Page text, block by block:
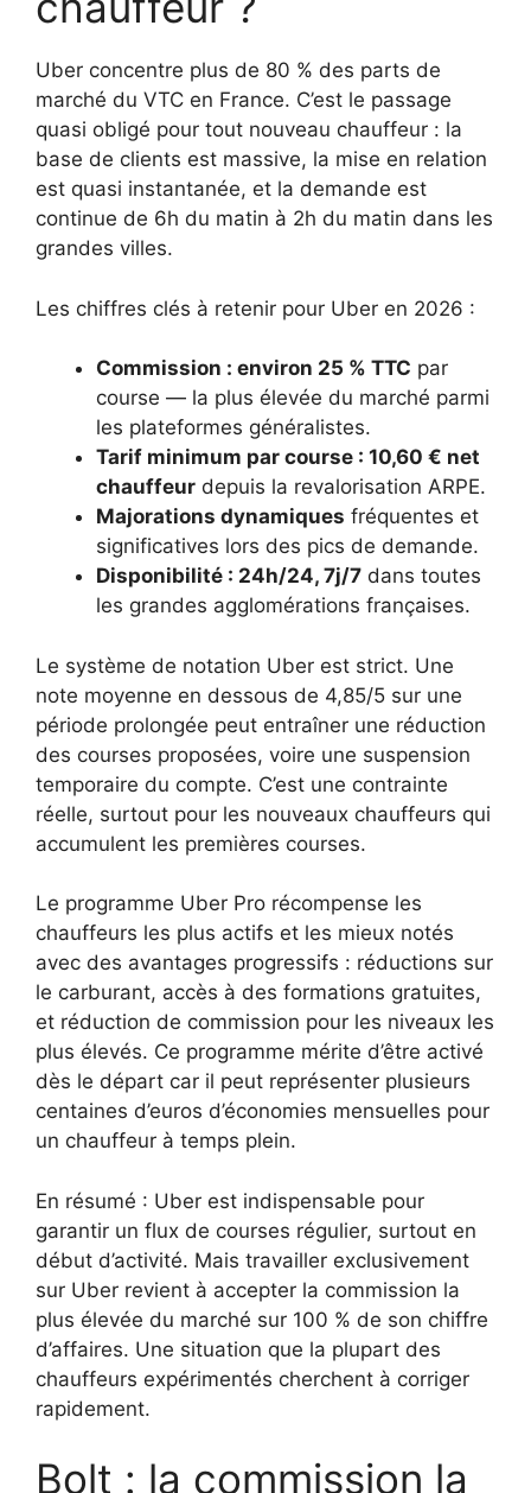
Uber concentre plus de 80 % des parts de
marché du VTC en France. C’est le passage
quasi obligé pour tout nouveau chauffeur : la
base de clients est massive, la mise en relation
est quasi instantanée, et la demande est
continue de 6h du matin à 2h du matin dans les
grandes villes.
Les chiffres clés à retenir pour Uber en 2026 :
Commission : environ 25 % TTC par
course — la plus élevée du marché parmi
les plateformes généralistes.
Tarif minimum par course : 10,60 € net
chauffeur depuis la revalorisation ARPE.
Majorations dynamiques fréquentes et
significatives lors des pics de demande.
Disponibilité : 24h/24, 7j/7 dans toutes
les grandes agglomérations françaises.
Le système de notation Uber est strict. Une
note moyenne en dessous de 4,85/5 sur une
période prolongée peut entraîner une réduction
des courses proposées, voire une suspension
temporaire du compte. C’est une contrainte
réelle, surtout pour les nouveaux chauffeurs qui
accumulent les premières courses.
Le programme Uber Pro récompense les
chauffeurs les plus actifs et les mieux notés
avec des avantages progressifs : réductions sur
le carburant, accès à des formations gratuites,
et réduction de commission pour les niveaux les
plus élevés. Ce programme mérite d’être activé
dès le départ car il peut représenter plusieurs
centaines d’euros d’économies mensuelles pour
un chauffeur à temps plein.
En résumé : Uber est indispensable pour
garantir un flux de courses régulier, surtout en
début d’activité. Mais travailler exclusivement
sur Uber revient à accepter la commission la
plus élevée du marché sur 100 % de son chiffre
d’affaires. Une situation que la plupart des
chauffeurs expérimentés cherchent à corriger
rapidement.
Bolt : la commission la